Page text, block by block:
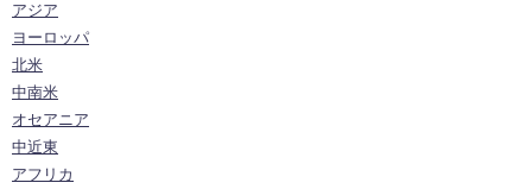
アジア
ヨーロッパ
北米
中南米
オセアニア
中近東
アフリカ